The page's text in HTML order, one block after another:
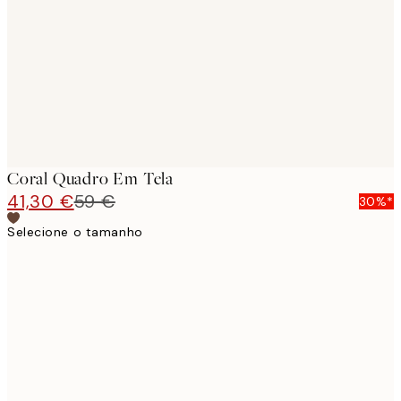
Coral Quadro Em Tela
41,30 €59 €
30%*
Selecione o tamanho